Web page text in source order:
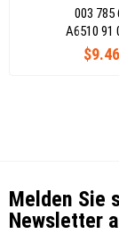
003 785
$9.46
A6510 91
Melden Sie
Newsletter